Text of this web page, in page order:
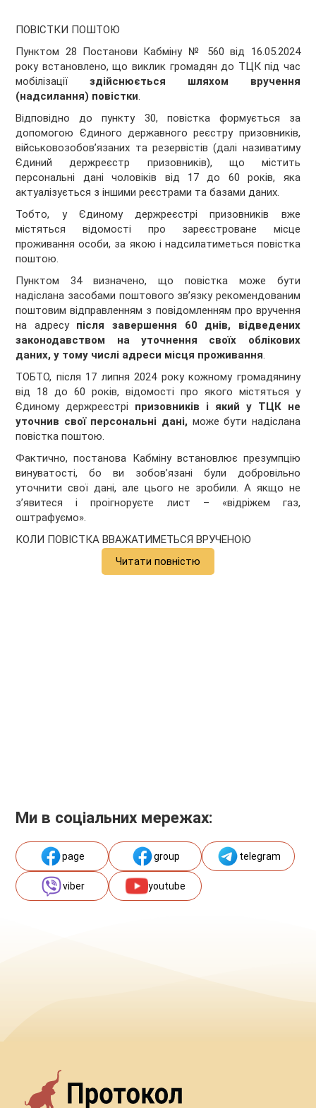
ПОВІСТКИ ПОШТОЮ
Пунктом 28 Постанови Кабміну № 560 від 16.05.2024
року встановлено, що виклик громадян до ТЦК під час
мобілізаціїздійснюється шляхом вручення
(надсилання) повістки.
Відповідно до пункту 30, повістка формується за
допомогою Єдиного державного реєстру призовників,
військовозобов’язаних та резервістів (далі називатиму
Єдиний держреєстр призовників), що містить
персональні дані чоловіків від 17 до 60 років, яка
актуалізується з іншими реєстрами та базами даних.
Тобто, у Єдиному держреєстрі призовників вже
містяться відомості про зареєстроване місце
проживання особи, за якою і надсилатиметься повістка
поштою.
Пунктом 34 визначено, що повістка може бути
надіслана засобами поштового зв’язку рекомендованим
поштовим відправленням з повідомленням про вручення
на адресу після завершення 60 днів, відведених
законодавством на уточнення своїх облікових
даних, у тому числі адреси місця проживання.
ТОБТО, після 17 липня 2024 року кожному громадянину
від 18 до 60 років, відомості про якого містяться у
Єдиному держреєстрі призовників і який у ТЦК не
уточнив свої персональні дані, може бути надіслана
повістка поштою.
Фактично, постанова Кабміну встановлює презумпцію
винуватості, бо ви зобов’язані були добровільно
уточнити свої дані, але цього не зробили. А якщо не
з’явитеся і проігноруєте лист – «відріжем газ,
оштрафуємо».
КОЛИ ПОВІСТКА ВВАЖАТИМЕТЬСЯ ВРУЧЕНОЮ
Читати повністю
Ми в соціальних мережах:
page group telegram
viber youtube